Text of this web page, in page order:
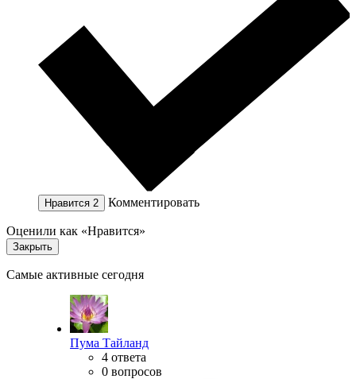
Нравится 2 Комментировать
Оценили как «Нравится»
Закрыть
Самые активные сегодня
Пума Тайланд
4 ответа
0 вопросов